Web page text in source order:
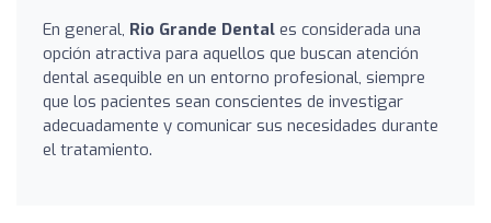
En general, Rio Grande Dental es considerada una
opción atractiva para aquellos que buscan atención
dental asequible en un entorno profesional, siempre
que los pacientes sean conscientes de investigar
adecuadamente y comunicar sus necesidades durante
el tratamiento.